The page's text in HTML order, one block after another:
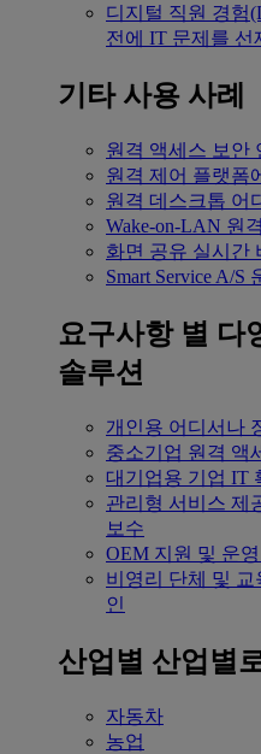
디지털 직원 경험
전에 IT 문제를 선
기타 사용 사례
원격 액세스 보안
원격 제어 플랫폼
원격 데스크톱 어
Wake-on-LAN 원
화면 공유 실시간
Smart Service A/S
요구사항 별 다
솔루션
개인용 어디서나
중소기업 원격 액
대기업용 기업 IT
관리형 서비스 제
보수
OEM 지원 및 운
비영리 단체 및 교
인
산업별 산업별
자동차
농업